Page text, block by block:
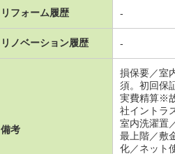
リフォーム履歴 -
リノベーション履歴 -
備考
損保要／室
須。初回保
実費精算※
社イントラ
室内洗濯置
最上階／敷
化／ネット